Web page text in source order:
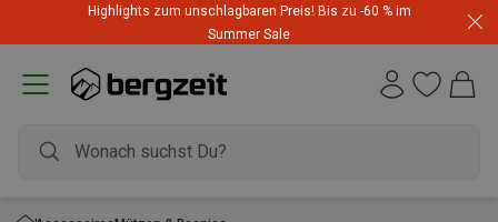
Highlights zum unschlagbaren Preis! Bis zu -60 % im
Summer Sale